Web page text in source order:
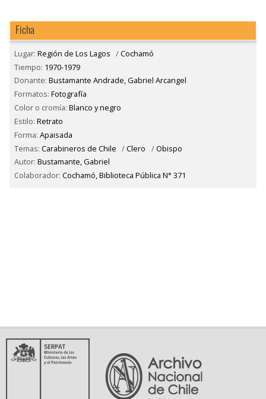
Ficha
Lugar: Región de Los Lagos /Cochamó
Tiempo: 1970-1979
Donante: Bustamante Andrade, Gabriel Arcangel
Formatos: Fotografía
Color o cromía: Blanco y negro
Estilo: Retrato
Forma: Apaisada
Temas: Carabineros de Chile /Clero /Obispo
Autor: Bustamante, Gabriel
Colaborador: Cochamó, Biblioteca Pública N° 371